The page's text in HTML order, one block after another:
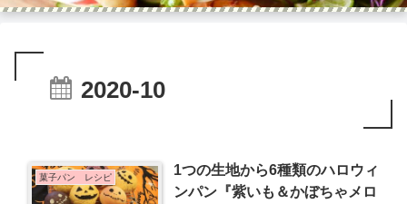
2020-10
菓子パン レシピ
1つの生地から6種類のハロウィ
ンパン『紫いも＆かぼちゃメロ